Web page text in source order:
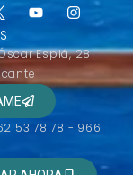
Esplá, 28
53 78 78 - 966